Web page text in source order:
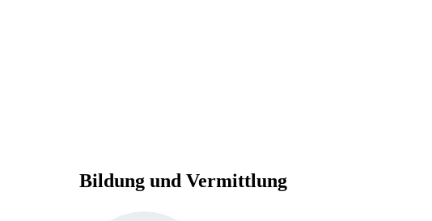
Bildung und Vermittlung